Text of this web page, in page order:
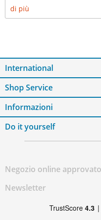
di più
International
Shop Service
Informazioni
Do it yourself
Negozio online approvato
Newsletter